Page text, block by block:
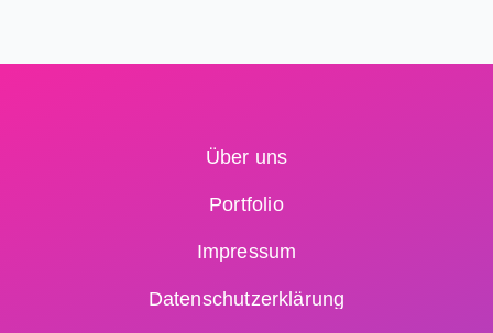
Über uns
Portfolio
Impressum
Datenschutzerklärung